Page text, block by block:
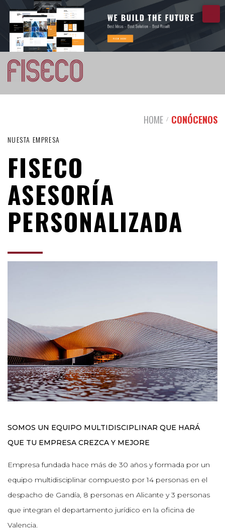
HOME / CONÓCENOS
NUESTA EMPRESA
FISECO
ASESORÍA
PERSONALIZADA
SOMOS UN EQUIPO MULTIDISCIPLINAR QUE HARÁ
QUE TU EMPRESA CREZCA Y MEJORE
Empresa fundada hace más de 30 años y formada por un
equipo multidisciplinar compuesto por 14 personas en el
despacho de Gandía, 8 personas en Alicante y 3 personas
que integran el departamento jurídico en la oficina de
Valencia.